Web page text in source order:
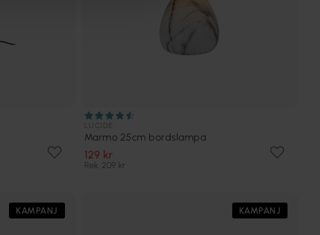
Marmo 25cm bordslampa
129 kr
Rek. 209 kr
KAMPANJ KAMPANJ